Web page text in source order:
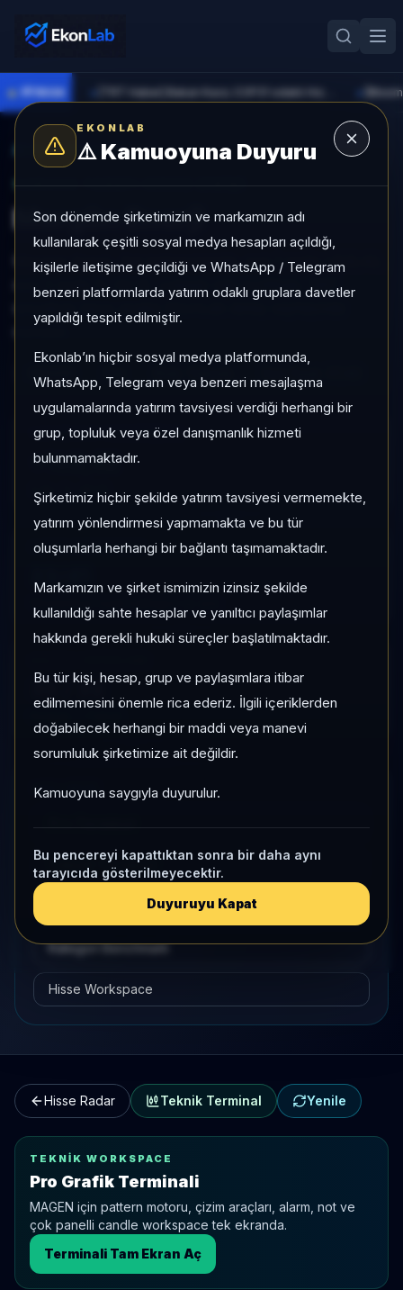
EKONLAB
⚠️Kamuoyuna Duyuru
Son dönemde şirketimizin ve markamızın adı
kullanılarak çeşitli sosyal medya hesapları açıldığı,
kişilerle iletişime geçildiği ve WhatsApp / Telegram
benzeri platformlarda yatırım odaklı gruplara davetler
yapıldığı tespit edilmiştir.
Ekonlab’ın hiçbir sosyal medya platformunda,
WhatsApp, Telegram veya benzeri mesajlaşma
uygulamalarında yatırım tavsiyesi verdiği herhangi bir
grup, topluluk veya özel danışmanlık hizmeti
bulunmamaktadır.
Şirketimiz hiçbir şekilde yatırım tavsiyesi vermemekte,
yatırım yönlendirmesi yapmamakta ve bu tür
oluşumlarla herhangi bir bağlantı taşımamaktadır.
Markamızın ve şirket ismimizin izinsiz şekilde
kullanıldığı sahte hesaplar ve yanıltıcı paylaşımlar
hakkında gerekli hukuki süreçler başlatılmaktadır.
Bu tür kişi, hesap, grup ve paylaşımlara itibar
edilmemesini önemle rica ederiz. İlgili içeriklerden
doğabilecek herhangi bir maddi veya manevi
sorumluluk şirketimize ait değildir.
Kamuoyuna saygıyla duyurulur.
Bu pencereyi kapattıktan sonra bir daha aynı
tarayıcıda gösterilmeyecektir.
Duyuruyu Kapat
● PİYASA
AI Hisse Radar/MAGEN
SUNUCU TARAFI HISSE GIRIŞI
Margün Enerji
Margün Enerji, Sat kategorisinde, son 1 ayda +%9,42,
son 3 ayda %-42,12, yüksek risk profiliyle, SAT
sinyaliyle hisse analizi EkonLab detay sayfasında
1 AY VE 3 AY PERFORMANS
+%9,42
3 Ay: %-42,12
KATEGORI KONUMU
23/41
35/32
HIZLI GEÇIŞ
Teknik Terminal
Hisse Karşılaştırma
Kategori Benchmark
Hisse Workspace
Hisse Radar Teknik Terminal Yenile
TEKNIK WORKSPACE
Pro Grafik Terminali
MAGEN için pattern motoru, çizim araçları, alarm, not ve
çok panelli candle workspace tek ekranda.
Terminali Tam Ekran Aç